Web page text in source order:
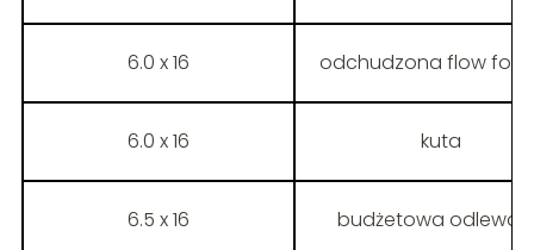
6.0 x 16 odchudzona flow
6.0 x 16 kuta
6.5 x 16 budżetowa